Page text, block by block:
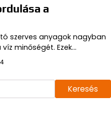
a
szerves anyagok nagyban
minőségét. Ezek…
Keresés